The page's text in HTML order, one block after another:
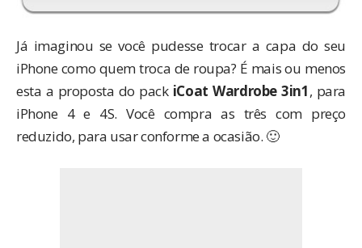
Já imaginou se você pudesse trocar a capa do seu
iPhone como quem troca de roupa? É mais ou menos
esta a proposta do pack iCoat Wardrobe 3in1, para
iPhone 4 e 4S. Você compra as três com preço
reduzido, para usar conforme a ocasião. 🙂